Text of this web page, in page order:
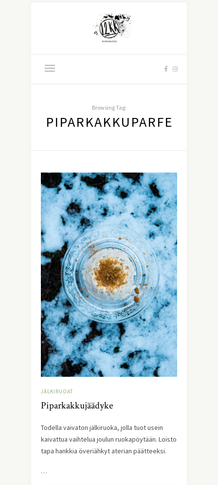
Browsing Tag:
PIPARKAKKUPARFE
JÄLKIRUOAT
Piparkakkujäädyke
Todella vaivaton jälkiruoka, jolla tuot usein
kaivattua vaihtelua joulun ruokapöytään. Loisto
tapa hankkia överiähkyt aterian päätteeksi.
…